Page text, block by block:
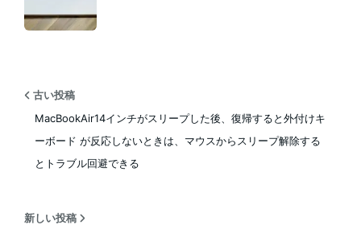
古い投稿
MacBookAir14インチがスリープした後、復帰すると外付けキ
ーボード が反応しないときは、マウスからスリープ解除する
とトラブル回避できる
新しい投稿